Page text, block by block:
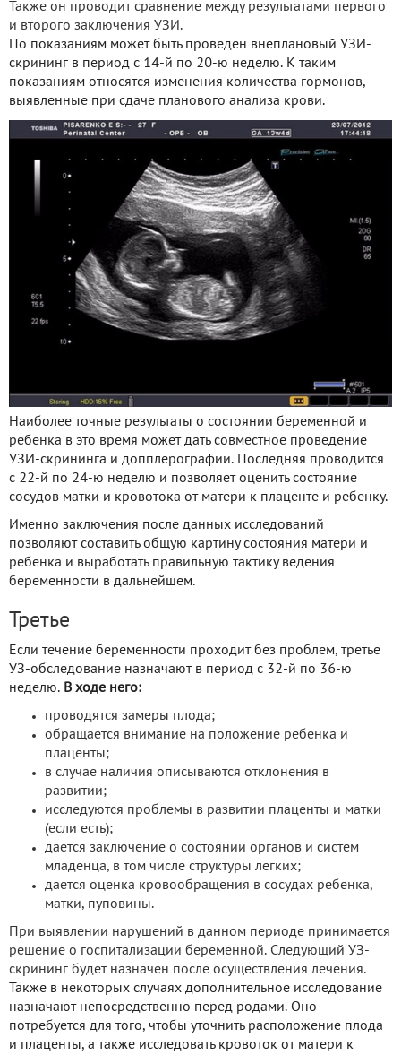
Также он проводит сравнение между результатами первого
и второго заключения УЗИ.
По показаниям может быть проведен внеплановый УЗИ-
скрининг в период с 14-й по 20-ю неделю. К таким
показаниям относятся изменения количества гормонов,
выявленные при сдаче планового анализа крови.
Наиболее точные результаты о состоянии беременной и
ребенка в это время может дать совместное проведение
УЗИ-скрининга и допплерографии. Последняя проводится
с 22-й по 24-ю неделю и позволяет оценить состояние
сосудов матки и кровотока от матери к плаценте и ребенку.
Именно заключения после данных исследований
позволяют составить общую картину состояния матери и
ребенка и выработать правильную тактику ведения
беременности в дальнейшем.
Третье
Если течение беременности проходит без проблем, третье
УЗ-обследование назначают в период с 32-й по 36-ю
неделю. В ходе него:
проводятся замеры плода;
обращается внимание на положение ребенка и
плаценты;
в случае наличия описываются отклонения в
развитии;
исследуются проблемы в развитии плаценты и матки
(если есть);
дается заключение о состоянии органов и систем
младенца, в том числе структуры легких;
дается оценка кровообращения в сосудах ребенка,
матки, пуповины.
При выявлении нарушений в данном периоде принимается
решение о госпитализации беременной. Следующий УЗ-
скрининг будет назначен после осуществления лечения.
Также в некоторых случаях дополнительное исследование
назначают непосредственно перед родами. Оно
потребуется для того, чтобы уточнить расположение плода
и плаценты, а также исследовать кровоток от матери к